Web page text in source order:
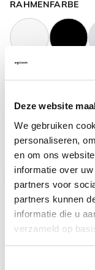
Deze website
We gebruiken
personaliseren,
en om ons
informatie over
partners voor
partners kunnen
informatie die u
verzameld op
RAHMENFARBE
GASFEDERHÖHE
BODENKONTAKT
FUSSRING ?